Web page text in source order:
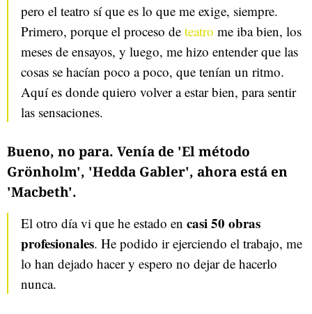
pero el teatro sí que es lo que me exige, siempre.
Primero, porque el proceso de teatro me iba bien, los
meses de ensayos, y luego, me hizo entender que las
cosas se hacían poco a poco, que tenían un ritmo.
Aquí es donde quiero volver a estar bien, para sentir
las sensaciones.
Bueno, no para. Venía de 'El método
Grönholm', 'Hedda Gabler', ahora está en
'Macbeth'.
El otro día vi que he estado en casi 50 obras
profesionales. He podido ir ejerciendo el trabajo, me
lo han dejado hacer y espero no dejar de hacerlo
nunca.